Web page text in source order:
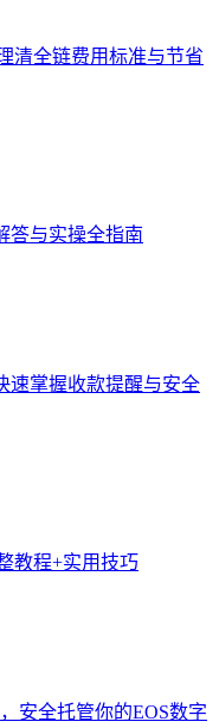
清全链费用标准与节省
答与实操全指南
速掌握收款提醒与安全
教程+实用技巧
安全托管你的EOS数字